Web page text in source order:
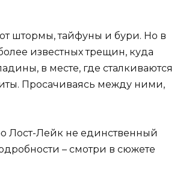
штормы, тайфуны и бури. Но в
известных трещин, куда
в месте, где сталкиваются
Просачиваясь между ними,
Лост-Лейк не единственный
– смотри в сюжете